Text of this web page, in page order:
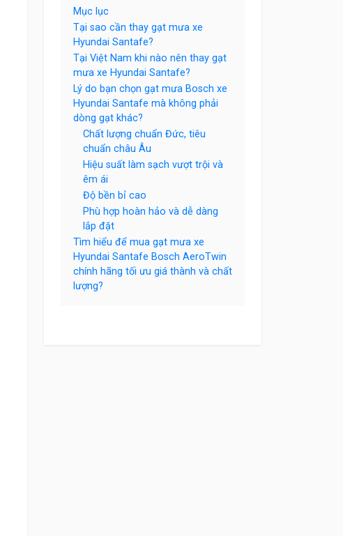
Mục lục
Tại sao cần thay gạt mưa xe
Hyundai Santafe?
Tại Việt Nam khi nào nên thay gạt
mưa xe Hyundai Santafe?
Lý do bạn chọn gạt mưa Bosch xe
Hyundai Santafe mà không phải
dòng gạt khác?
Chất lượng chuẩn Đức, tiêu
chuẩn châu Âu
Hiệu suất làm sạch vượt trội và
êm ái
Độ bền bỉ cao
Phù hợp hoàn hảo và dễ dàng
lắp đặt
Tìm hiểu để mua gạt mưa xe
Hyundai Santafe Bosch AeroTwin
chính hãng tối ưu giá thành và chất
lượng?